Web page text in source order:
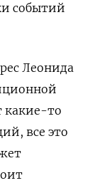
событий
Леонида
какие-то
все это